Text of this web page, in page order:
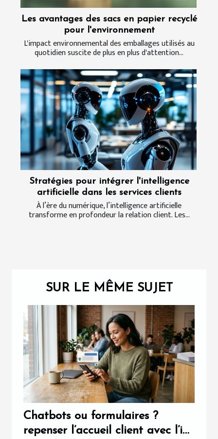
Les avantages des sacs en papier recyclé
pour l'environnement
L'impact environnemental des emballages utilisés au
quotidien suscite de plus en plus d'attention...
Stratégies pour intégrer l'intelligence
artificielle dans les services clients
À l’ère du numérique, l’intelligence artificielle
transforme en profondeur la relation client. Les...
SUR LE MÊME SUJET
Chatbots ou formulaires ?
repenser l’accueil client avec l’ia